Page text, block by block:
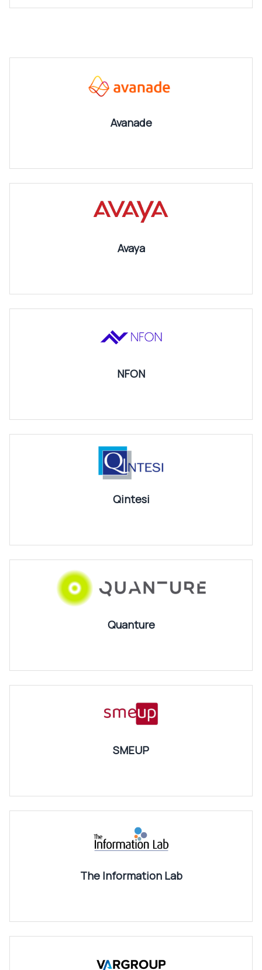
Avanade
Avaya
NFON
Qintesi
Quanture
SMEUP
The Information Lab